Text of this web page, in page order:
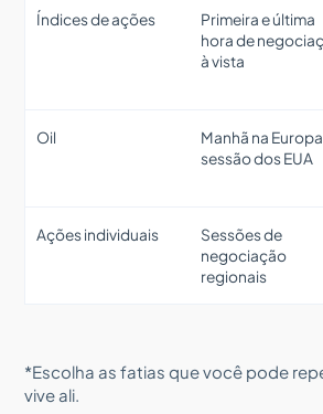
Índices de ações
Primeira e última
hora de
à vista
Oil
Manhã na
sessão dos EUA
Ações individuais
Sessões de
negociação
regionais
*Escolha as fatias que você pode
vive ali.